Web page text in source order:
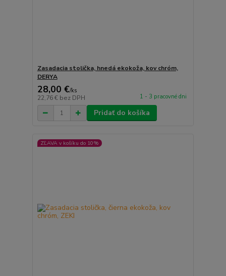
Zasadacia stolička, hnedá ekokoža, kov chróm,
DERYA
28,00 €/ks
22,76 € bez DPH 1 - 3 pracovné dni
Pridať do košíka
ZĽAVA v košíku do 10%